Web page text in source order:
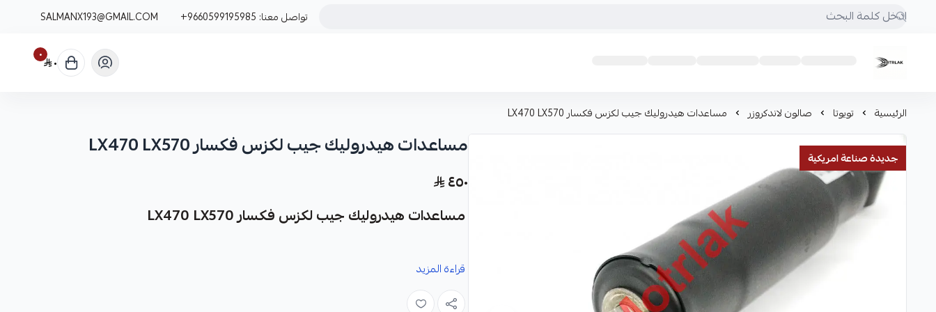
تواصل معنا: +9660599195985
SALMANX193@GMAIL.COM
Motrlak
٠ ٠
الرئيسية تويوتا صالون لاندكروزر مساعدات هيدروليك جيب لكزس فكسار LX470 LX570
جديدة صناعة امريكية مساعدات هيدروليك جيب لكزس فكسار LX470 LX570
٤٥٠
مساعدات هيدروليك جيب لكزس فكسار LX470 LX570
مصممة خصيصاً لتلبية احتياجات سيارتك.
قراءة المزيد